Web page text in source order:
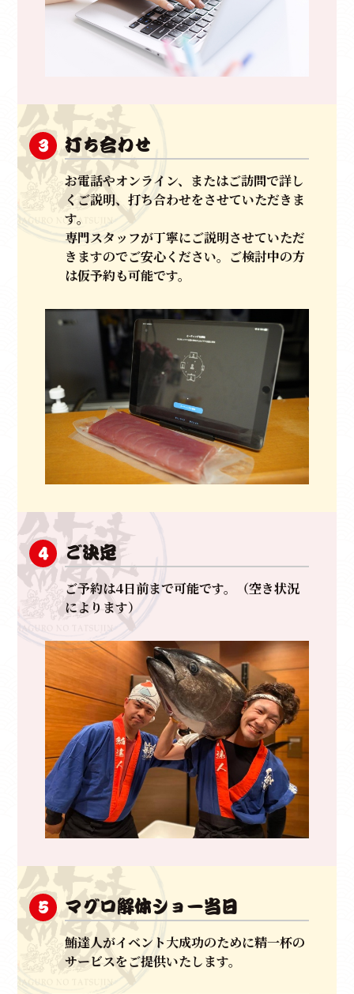
3 打ち合わせ
お電話やオンライン、またはご訪問で詳し
くご説明、打ち合わせをさせていただきま
す。
専門スタッフが丁寧にご説明させていただ
きますのでご安心ください。ご検討中の方
は仮予約も可能です。
4 ご決定
ご予約は4日前まで可能です。（空き状況
によります）
5 マグロ解体ショー当日
鮪達人がイベント大成功のために精一杯の
サービスをご提供いたします。